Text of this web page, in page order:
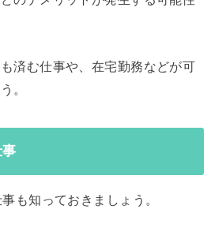
済む仕事や、在宅勤務などが可
。
も知っておきましょう。